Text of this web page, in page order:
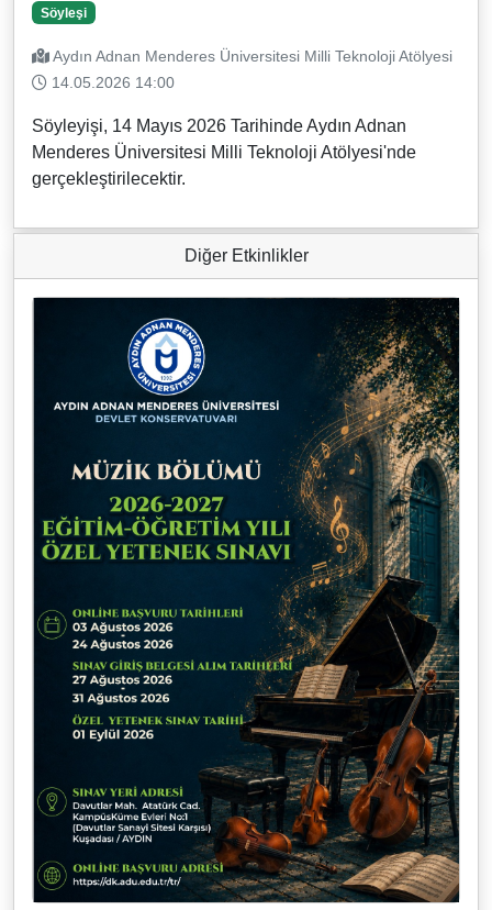
Söyleşi
Aydın Adnan Menderes Üniversitesi Milli Teknoloji Atölyesi
14.05.2026 14:00
Söyleyişi, 14 Mayıs 2026 Tarihinde Aydın Adnan
Menderes Üniversitesi Milli Teknoloji Atölyesi'nde
gerçekleştirilecektir.
Diğer Etkinlikler